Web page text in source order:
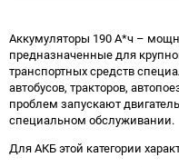
Аккумуляторы 190 А*ч –
предназначенные для
транспортных средств
автобусов, тракторов,
проблем запускают
специальном обслуживании.
Для АКБ этой категории